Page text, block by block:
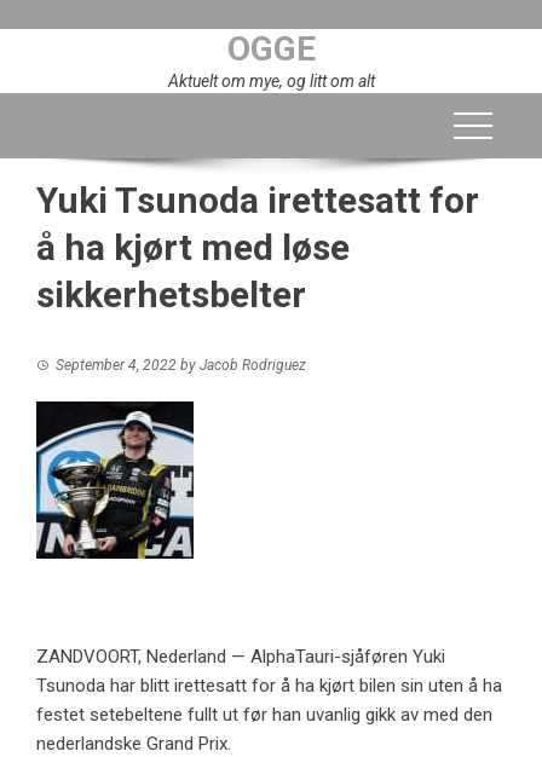
OGGE
Aktuelt om mye, og litt om alt
Yuki Tsunoda irettesatt for
å ha kjørt med løse
sikkerhetsbelter
September 4, 2022 by Jacob Rodriguez
ZANDVOORT, Nederland — AlphaTauri-sjåføren Yuki
Tsunoda har blitt irettesatt for å ha kjørt bilen sin uten å ha
festet setebeltene fullt ut før han uvanlig gikk av med den
nederlandske Grand Prix.